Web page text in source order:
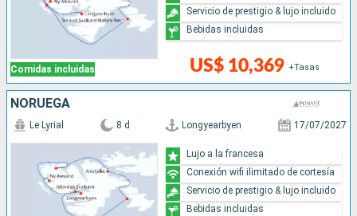
Comidas incluidas US$ 10,369 +Tasas
Servicio de prestigio & lujo incluido
Bebidas incluidas
NORUEGA
Le Lyrial 8 d Longyearbyen 17/07/2027
Lujo a la francesa
Conexión wifi ilimitado de cortesía
Servicio de prestigio & lujo incluido
Bebidas incluidas